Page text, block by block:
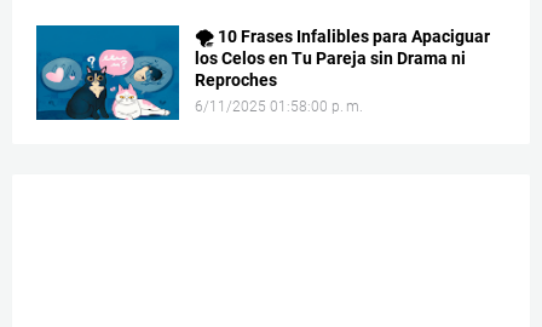
🌪️ 10 Frases Infalibles para Apaciguar
los Celos en Tu Pareja sin Drama ni
Reproches
6/11/2025 01:58:00 p. m.